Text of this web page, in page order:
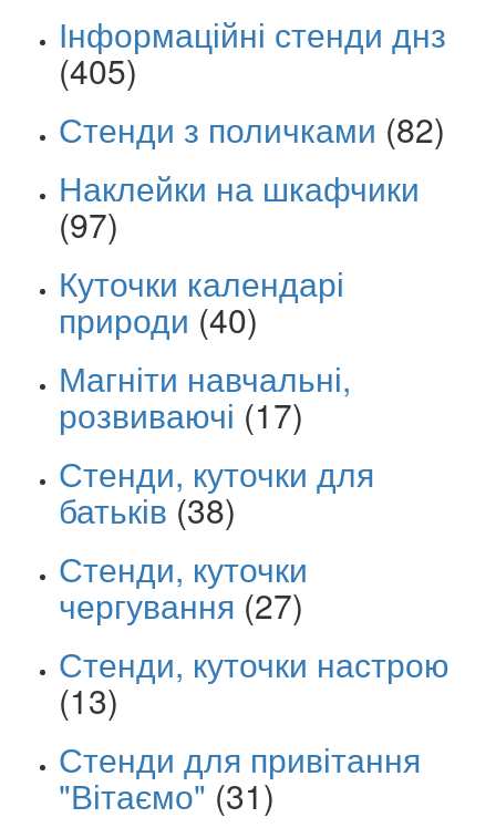
Інформаційні стенди днз
(405)
Стенди з поличками (82)
Наклейки на шкафчики
(97)
Куточки календарі
природи (40)
Магніти навчальні,
розвиваючі (17)
Стенди, куточки для
батьків (38)
Стенди, куточки
чергування (27)
Стенди, куточки настрою
(13)
Стенди для привітання
"Вітаємо" (31)